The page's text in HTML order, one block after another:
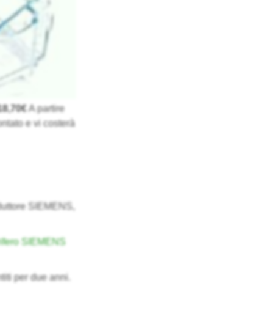
18,70€ A partire
e vi costerà
SIEMENS,
SIEMENS
per due anni.